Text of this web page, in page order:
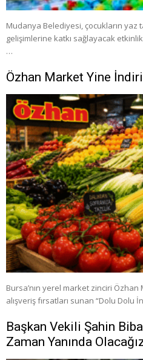
Mudanya Belediyesi, çocukların yaz
gelişimlerine katkı sağlayacak
…
Özhan Market Yine
Bursa’nın yerel market zinciri
alışveriş fırsatları sunan “Dolu Dolu
Başkan Vekili Şahin
Zaman Yanında